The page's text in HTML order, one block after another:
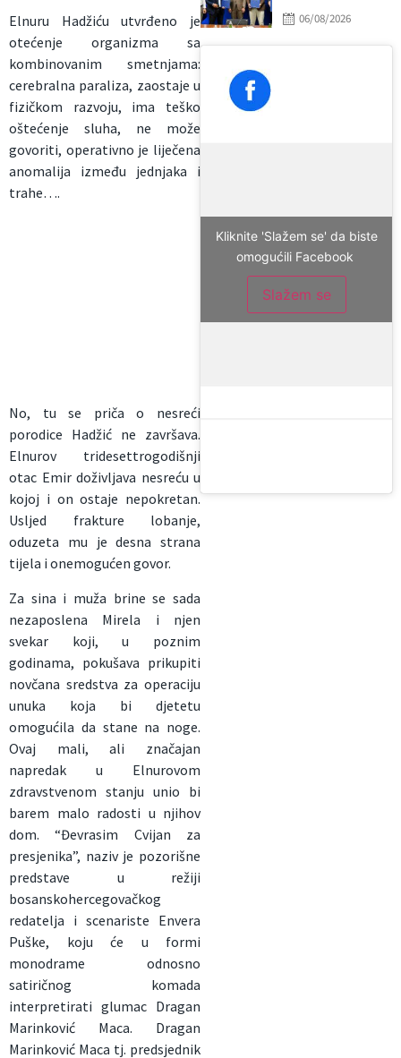
Elnuru Hadžiću utvrđeno je
otećenje organizma sa
kombinovanim smetnjama:
cerebralna paraliza, zaostaje u
fizičkom razvoju, ima teško
oštećenje sluha, ne može
govoriti, operativno je liječena
anomalija između jednjaka i
trahe….
No, tu se priča o nesreći
porodice Hadžić ne završava.
Elnurov tridesettrogodišnji
otac Emir doživljava nesreću u
kojoj i on ostaje nepokretan.
Usljed frakture lobanje,
oduzeta mu je desna strana
tijela i onemogućen govor.
Za sina i muža brine se sada
nezaposlena Mirela i njen
svekar koji, u poznim
godinama, pokušava prikupiti
novčana sredstva za operaciju
unuka koja bi djetetu
omogućila da stane na noge.
Ovaj mali, ali značajan
napredak u Elnurovom
zdravstvenom stanju unio bi
barem malo radosti u njihov
dom. “Đevrasim Cvijan za
presjenika”, naziv je pozorišne
predstave u režiji
bosanskohercegovačkog
redatelja i scenariste Envera
Puške, koju će u formi
monodrame odnosno
satiričnog komada
interpretirati glumac Dragan
Marinković Maca. Dragan
Marinković Maca tj. predsjednik
izdvojeno gotovo
06/08/2026
Kliknite 'Slažem se' da biste
omogućili Facebook
Slažem se